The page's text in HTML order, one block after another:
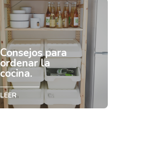
Consejos para
ordenar la
cocina.
LEER